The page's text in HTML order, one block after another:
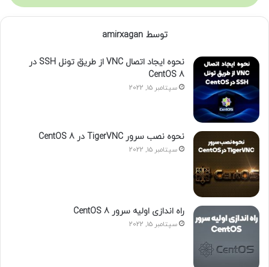
توسط amirxagan
نحوه ایجاد اتصال VNC از طریق تونل SSH در
CentOS 8
سپتامبر 15, 2022
نحوه نصب سرور TigerVNC در CentOS 8
سپتامبر 15, 2022
راه اندازی اولیه سرور CentOS 8
سپتامبر 15, 2022